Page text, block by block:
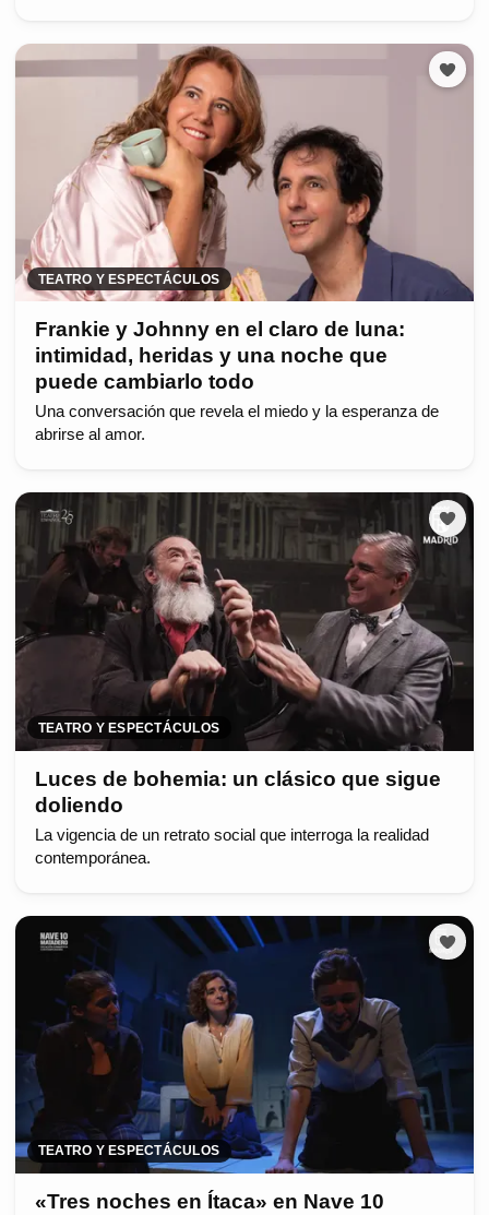
TEATRO Y ESPECTÁCULOS
Frankie y Johnny en el claro de luna:
intimidad, heridas y una noche que
puede cambiarlo todo
Una conversación que revela el miedo y la esperanza de
abrirse al amor.
TEATRO Y ESPECTÁCULOS
Luces de bohemia: un clásico que sigue
doliendo
La vigencia de un retrato social que interroga la realidad
contemporánea.
TEATRO Y ESPECTÁCULOS
«Tres noches en Ítaca» en Nave 10